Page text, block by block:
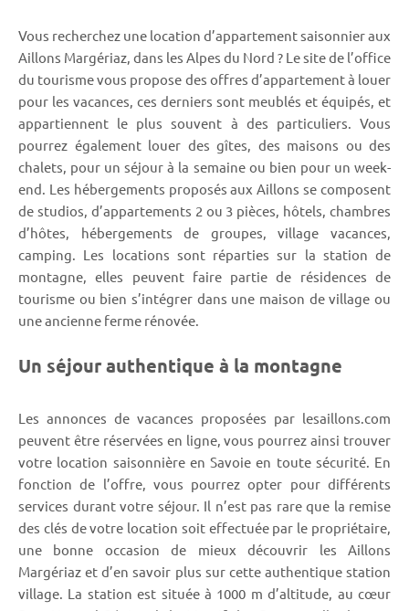
Vous recherchez une location d’appartement saisonnier aux
Aillons Margériaz, dans les Alpes du Nord ? Le site de l’office
du tourisme vous propose des offres d’appartement à louer
pour les vacances, ces derniers sont meublés et équipés, et
appartiennent le plus souvent à des particuliers. Vous
pourrez également louer des gîtes, des maisons ou des
chalets, pour un séjour à la semaine ou bien pour un week-
end. Les hébergements proposés aux Aillons se composent
de studios, d’appartements 2 ou 3 pièces, hôtels, chambres
d’hôtes, hébergements de groupes, village vacances,
camping. Les locations sont réparties sur la station de
montagne, elles peuvent faire partie de résidences de
tourisme ou bien s’intégrer dans une maison de village ou
une ancienne ferme rénovée.
Un séjour authentique à la montagne
Les annonces de vacances proposées par lesaillons.com
peuvent être réservées en ligne, vous pourrez ainsi trouver
votre location saisonnière en Savoie en toute sécurité. En
fonction de l’offre, vous pourrez opter pour différents
services durant votre séjour. Il n’est pas rare que la remise
des clés de votre location soit effectuée par le propriétaire,
une bonne occasion de mieux découvrir les Aillons
Margériaz et d’en savoir plus sur cette authentique station
village. La station est située à 1000 m d’altitude, au cœur